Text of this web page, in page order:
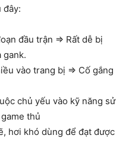
đây:
đầu trận => Rất dễ bị
gank.
vào trang bị => Cố gắng
chủ yếu vào kỹ năng sử
thủ
hơi khó dùng để đạt được